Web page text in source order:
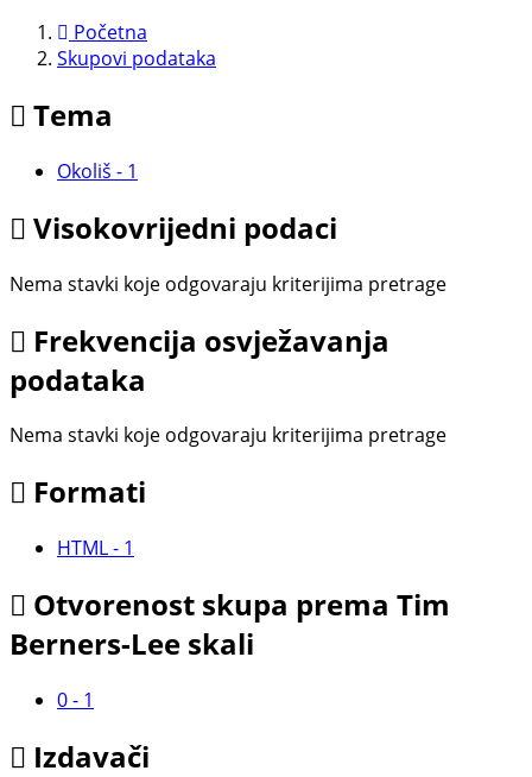
PreskočiPočetna
Skupovi podаtаkа
Tema
Okoliš - 1
Visokovrijedni podaci
Nema stavki koje odgovaraju kriterijima pretrage
Frekvencija osvježavanja
podataka
Nema stavki koje odgovaraju kriterijima pretrage
Formati
HTML- 1
Otvorenost skupa prema Tim
Berners-Lee skali
0- 1
Izdavači